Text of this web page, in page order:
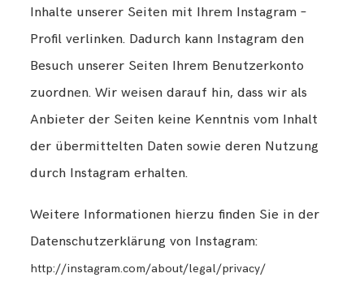
Inhalte unserer Seiten mit Ihrem Instagram –
Profil verlinken. Dadurch kann Instagram den
Besuch unserer Seiten Ihrem Benutzerkonto
zuordnen. Wir weisen darauf hin, dass wir als
Anbieter der Seiten keine Kenntnis vom Inhalt
der übermittelten Daten sowie deren Nutzung
durch Instagram erhalten.
Weitere Informationen hierzu finden Sie in der
Datenschutzerklärung von Instagram:
http://instagram.com/about/legal/privacy/